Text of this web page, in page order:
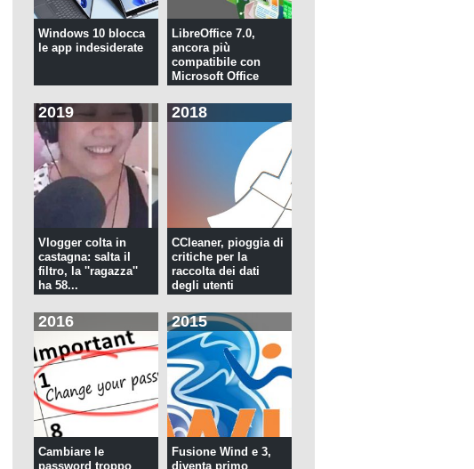
Windows 10 blocca
le app indesiderate
LibreOffice 7.0,
ancora più
compatibile con
Microsoft Office
2019
Vlogger colta in
castagna: salta il
filtro, la ''ragazza''
ha 58...
2018
CCleaner, pioggia di
critiche per la
raccolta dei dati
degli utenti
2016
Cambiare le
password troppo
2015
Fusione Wind e 3,
diventa primo